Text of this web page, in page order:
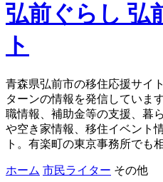
弘前ぐらし 弘
ト
青森県弘前市の移住応援サイ
ターンの情報を発信していま
職情報、補助金等の支援、暮
や空き家情報、移住イベント
ト。有楽町の東京事務所でも
ホーム 市民ライター その他